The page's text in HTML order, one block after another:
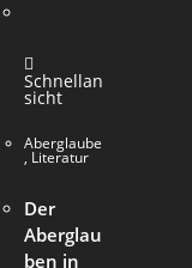
Schnellan
sicht
Aberglaube
, Literatur
Der
Aberglau
ben in